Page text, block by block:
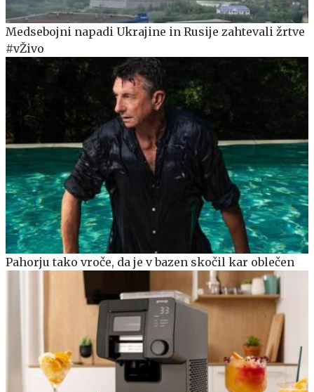
Medsebojni napadi Ukrajine in Rusije zahtevali žrtve
#vŽivo
Pahorju tako vroče, da je v bazen skočil kar oblečen